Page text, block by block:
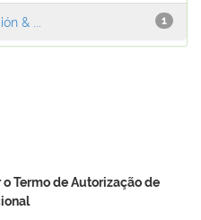
1
& ...
Termo de Autorização de